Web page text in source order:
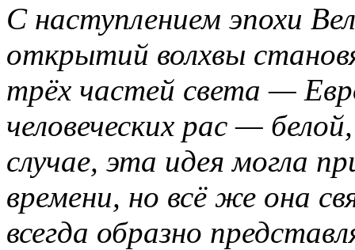
С наступлением эпохи
открытий волхвы
трёх частей света —
человеческих рас —
случае, эта идея могла
времени, но всё же она
всегда образно